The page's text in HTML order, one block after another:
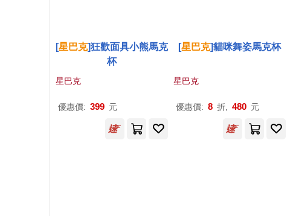
[星巴克]狂歡面具小熊馬克
杯
星巴克
優惠價: 399 元
[星巴克]貓咪舞姿馬克杯
星巴克
優惠價: 8 折, 480 元